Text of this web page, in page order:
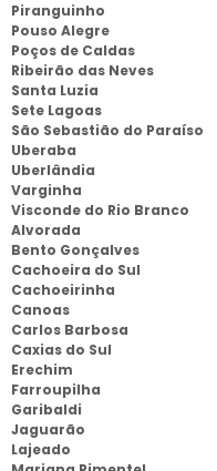
Piranguinho
Pouso Alegre
Poços de Caldas
Ribeirão das Neves
Santa Luzia
Sete Lagoas
São Sebastião do Paraíso
Uberaba
Uberlândia
Varginha
Visconde do Rio Branco
Alvorada
Bento Gonçalves
Cachoeira do Sul
Cachoeirinha
Canoas
Carlos Barbosa
Caxias do Sul
Erechim
Farroupilha
Garibaldi
Jaguarão
Lajeado